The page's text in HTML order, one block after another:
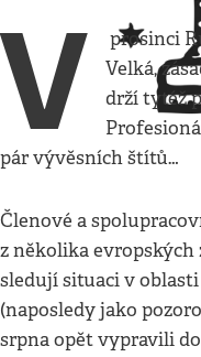
V
prosinci
Velká,
drží tytéž
pár vývěsních štítů…
Členové a
z několika
sledují situaci v
(naposledy jako
srpna opět vypravili